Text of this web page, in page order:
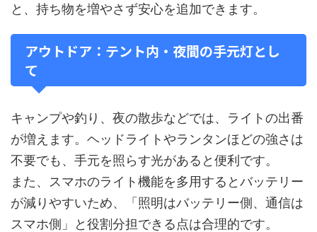
と、持ち物を増やさず安心を追加できます。
アウトドア：テント内・夜間の手元灯とし
て
キャンプや釣り、夜の散歩などでは、ライトの出番
が増えます。ヘッドライトやランタンほどの強さは
不要でも、手元を照らす光があると便利です。
また、スマホのライト機能を多用するとバッテリー
が減りやすいため、「照明はバッテリー側、通信は
スマホ側」と役割分担できる点は合理的です。